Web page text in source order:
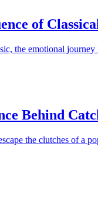
of
the emotional journey
Behind
the clutches of a